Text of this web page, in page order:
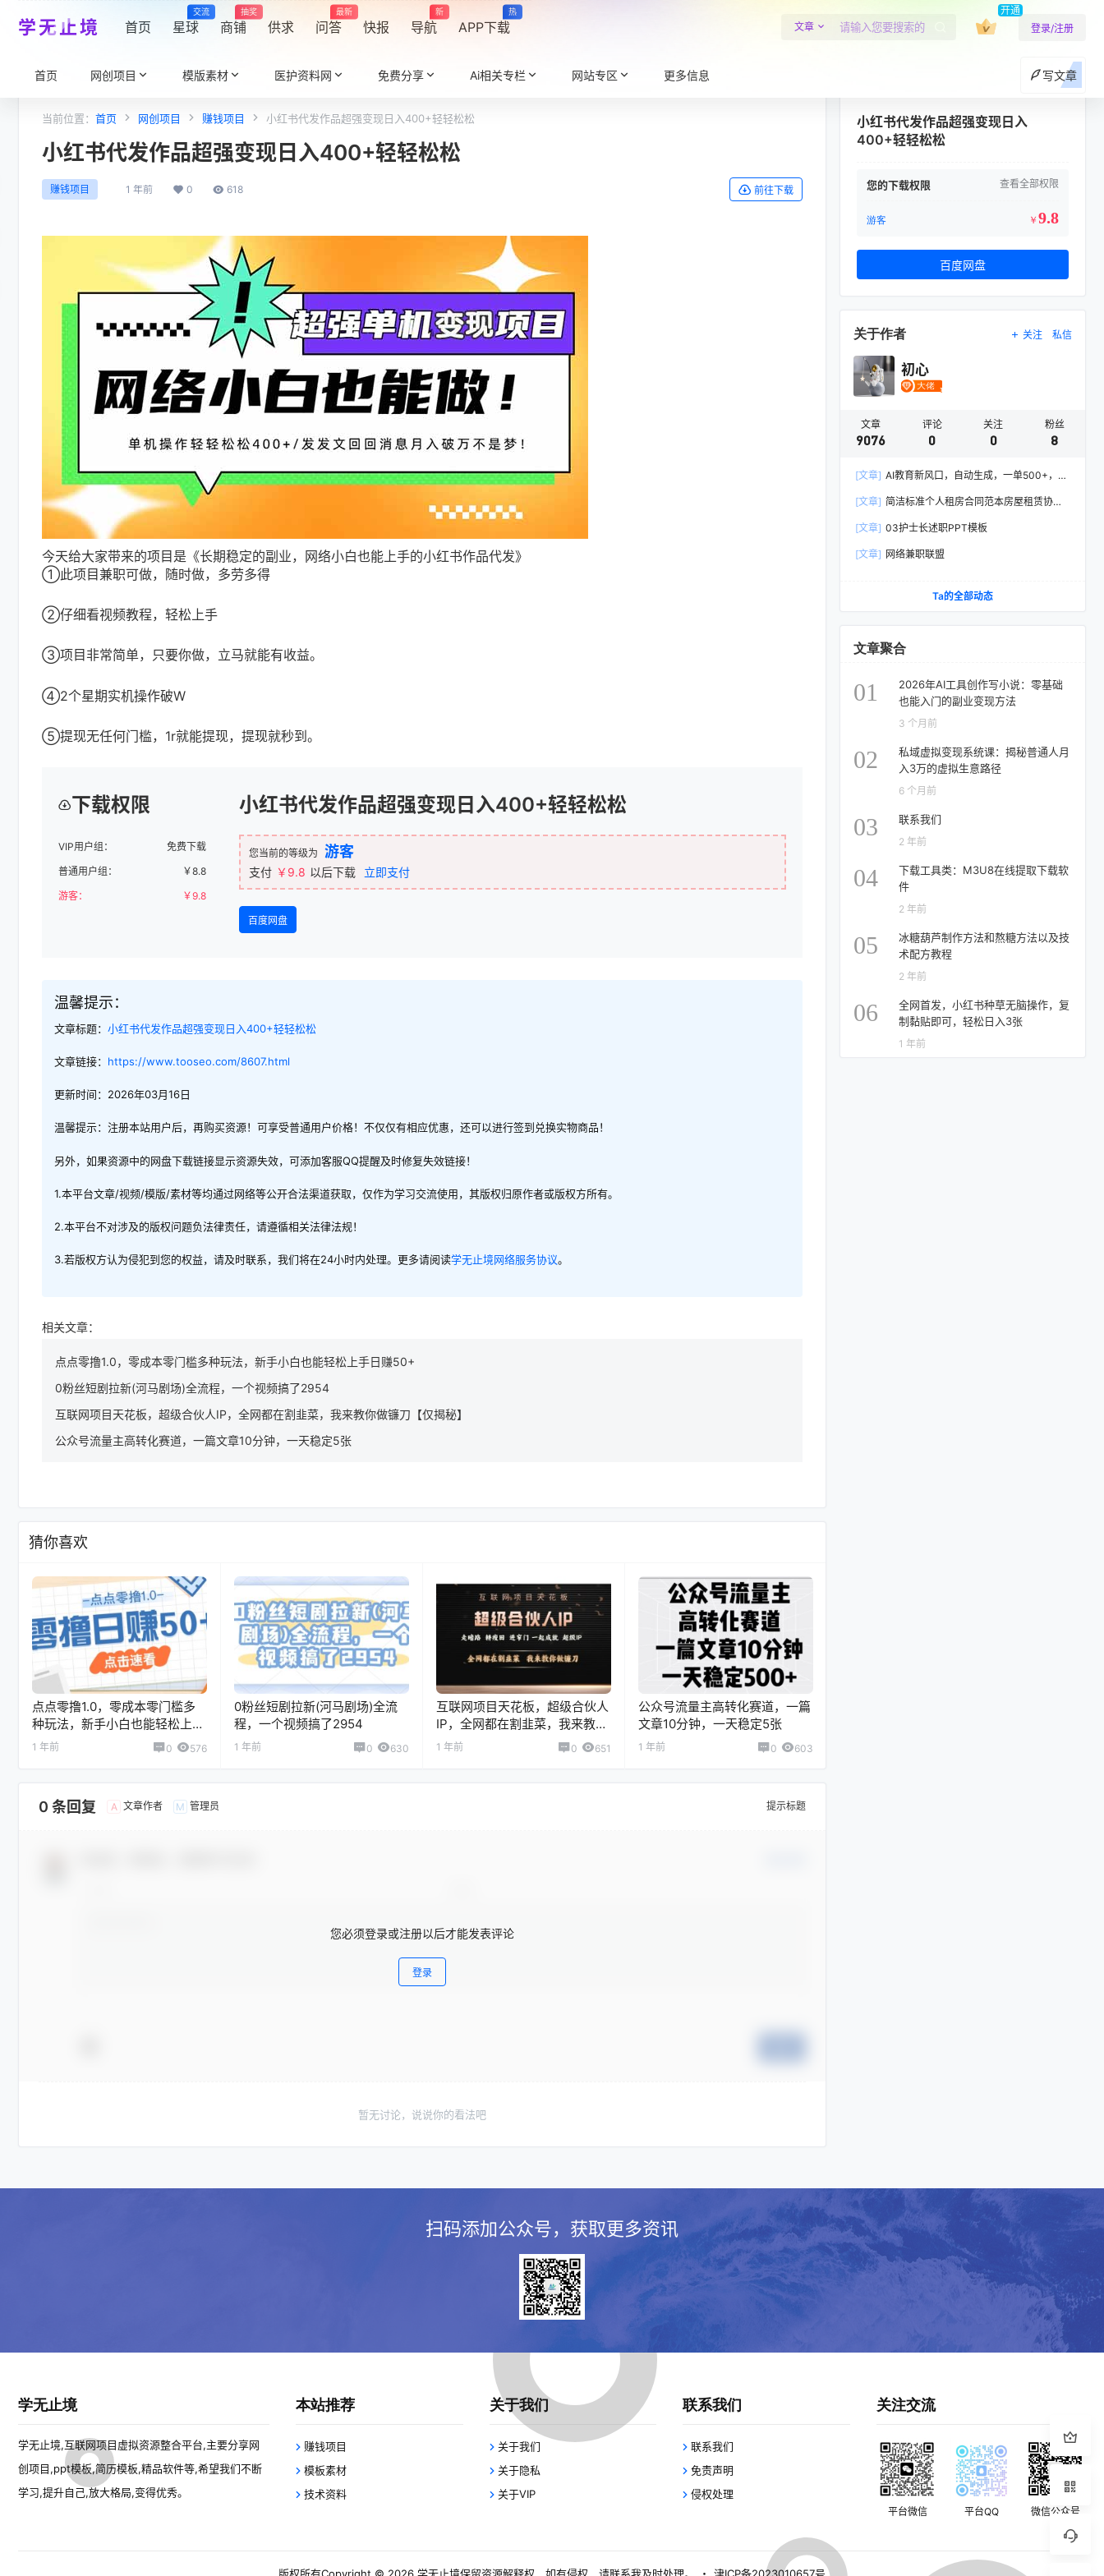
学无止境 首页 星球
交流
商铺
抽奖
供求 问答
最新
快报 导航
新
APP下载
热
文章
开通
登录/注册
首页 网创项目 模版素材 医护资料网 免费分享 Ai相关专栏 网站专区 更多信息 写文章
当前位置： 首页 网创项目 赚钱项目 小红书代发作品超强变现日入400+轻轻松松
小红书代发作品超强变现日入400+轻轻松松
赚钱项目 1 年前 0 618 前往下载
今天给大家带来的项目是《长期稳定的副业，网络小白也能上手的小红书作品代发》
①此项目兼职可做，随时做，多劳多得
②仔细看视频教程，轻松上手
③项目非常简单，只要你做，立马就能有收益。
④2个星期实机操作破W
⑤提现无任何门槛，1r就能提现，提现就秒到。
下载权限
VIP用户组：
免费下载
普通用户组：
￥8.8
游客：
￥9.8
小红书代发作品超强变现日入400+轻轻松松
您当前的等级为 游客
支付 ￥9.8 以后下载 立即支付
百度网盘
温馨提示：
文章标题： 小红书代发作品超强变现日入400+轻轻松松
文章链接： https://www.tooseo.com/8607.html
更新时间：2026年03月16日
温馨提示：注册本站用户后，再购买资源！可享受普通用户价格！不仅仅有相应优惠，还可以进行签到兑换实物商品！
另外，如果资源中的网盘下载链接显示资源失效，可添加客服QQ提醒及时修复失效链接！
1.本平台文章/视频/模版/素材等均通过网络等公开合法渠道获取，仅作为学习交流使用，其版权归原作者或版权方所有。
2.本平台不对涉及的版权问题负法律责任，请遵循相关法律法规！
3.若版权方认为侵犯到您的权益，请及时联系，我们将在24小时内处理。更多请阅读学无止境网络服务协议。
相关文章：
点点零撸1.0，零成本零门槛多种玩法，新手小白也能轻松上手日赚50+
0粉丝短剧拉新(河马剧场)全流程，一个视频搞了2954
互联网项目天花板，超级合伙人IP，全网都在割韭菜，我来教你做镰刀【仅揭秘】
公众号流量主高转化赛道，一篇文章10分钟，一天稳定5张
猜你喜欢
点点零撸1.0，零成本零门槛多
种玩法，新手小白也能轻松上手
日赚50+
1 年前 0 576
0粉丝短剧拉新(河马剧场)全流
程，一个视频搞了2954
1 年前 0 630
互联网项目天花板，超级合伙人
IP，全网都在割韭菜，我来教你
做镰刀【仅揭秘】
1 年前 0 651
公众号流量主高转化赛道，一篇
文章10分钟，一天稳定5张
1 年前 0 603
0 条回复 A 文章作者 M 管理员 提示标题
您必须登录或注册以后才能发表评论
登录
暂无讨论，说说你的看法吧
小红书代发作品超强变现日入
400+轻轻松松
您的下载权限 查看全部权限
游客 ￥ 9.8
百度网盘
关于作者 关注 私信
初心
文章
9076
评论
0
关注
0
粉丝
8
[文章] AI教育新风口，自动生成，一单500+，月
[文章] 简洁标准个人租房合同范本房屋租赁协议
[文章] 03护士长述职PPT模板
[文章] 网络兼职联盟
Ta的全部动态
文章聚合
01
2026年AI工具创作写小说：零基础
也能入门的副业变现方法
3 个月前
02
私域虚拟变现系统课：揭秘普通人月
入3万的虚拟生意路径
6 个月前
03 联系我们
2 年前
04
下载工具类：M3U8在线提取下载软
件
2 年前
05
冰糖葫芦制作方法和熬糖方法以及技
术配方教程
2 年前
06
全网首发，小红书种草无脑操作，复
制黏贴即可，轻松日入3张
1 年前
扫码添加公众号，获取更多资讯
学无止境
学无止境,互联网项目虚拟资源整合平台,主要分享网
创项目,ppt模板,简历模板,精品软件等,希望我们不断
学习,提升自己,放大格局,变得优秀。
本站推荐
赚钱项目
模板素材
技术资料
关于我们
关于我们
关于隐私
关于VIP
联系我们
联系我们
免责声明
侵权处理
关注交流
平台微信 平台QQ 微信公众号